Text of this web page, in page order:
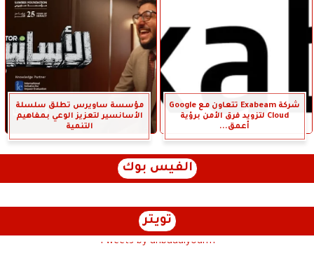
شركة Exabeam تتعاون مع Google
Cloud لتزويد فرق الأمن برؤية
أعمق...
مؤسسة ساويرس تطلق سلسلة
الأسانسير لتعزيز الوعي بمفاهيم
التنمية
الفيس بوك
تويتر
Tweets by anbaaalyoum1